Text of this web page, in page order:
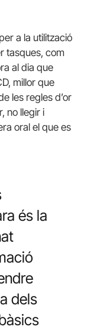
a la utilització
tasques, com
al dia que
millor que
les regles d’or
no llegir i
oral el que es
és la
dels